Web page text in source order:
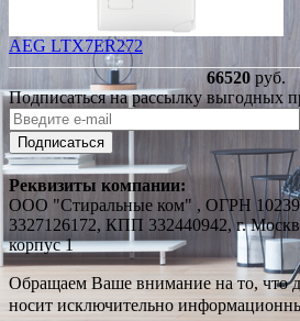
AEG LTX7ER272
66520 руб.
Подписаться на рассылку выгодных
Подписаться
Реквизиты компании:
ООО "Стиральные ком" , ОГРН
3327126172, КПП 332440942, г.
корпус 1
Обращаем Ваше внимание на то, что
носит исключительно